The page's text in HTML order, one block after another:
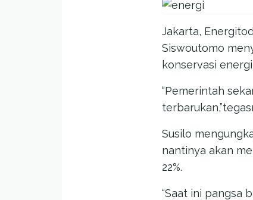
Jakarta,
Siswoutomo
konservasi
“Pemerintah
Susilo
nantinya akan
22%.
“Saat ini pangsa